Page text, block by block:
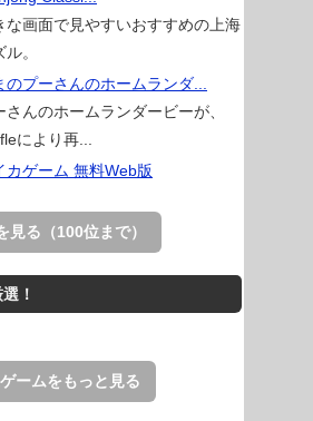
な画面で見やすいおすすめの上海
。
のプーさんのホームランダ...
さんのホームランダービーが、
により再...
カゲーム 無料Web版
Web版。
ーアウト
ての矢印を画面外へ導くパズルゲ
。
ルを巨大に育成する落とし穴ゲー
見る（100位まで）
！
ームをもっと見る